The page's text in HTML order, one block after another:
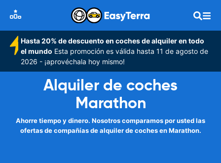
Hasta 20% de descuento en coches de alquiler en todo
el mundo Esta promoción es válida hasta 11 de agosto de
2026 - ¡aprovéchala hoy mismo!
Alquiler de coches
Marathon
Ahorre tiempo y dinero. Nosotros comparamos por usted las
ofertas de compañías de alquiler de coches en Marathon.